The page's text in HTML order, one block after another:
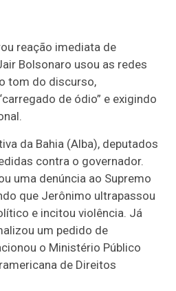
reação imediata de
Bolsonaro usou as redes
tom do discurso,
de ódio” e exigindo
da Bahia (Alba), deputados
contra o governador.
uma denúncia ao Supremo
que Jerônimo ultrapassou
e incitou violência. Já
um pedido de
o Ministério Público
de Direitos